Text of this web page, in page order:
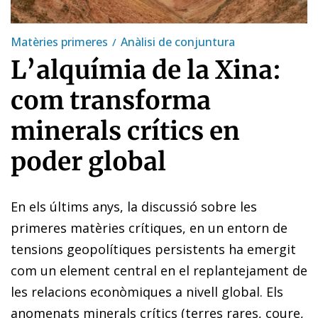
Matèries primeres Anàlisi de conjuntura
L’alquímia de la Xina:
com transforma
minerals crítics en
poder global
En els últims anys, la discussió sobre les
primeres matèries crítiques, en un entorn de
tensions geopolítiques persistents ha emergit
com un element central en el replantejament de
les relacions econòmiques a nivell global. Els
anomenats minerals crítics (terres rares, coure,